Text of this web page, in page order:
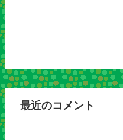
最近のコメント